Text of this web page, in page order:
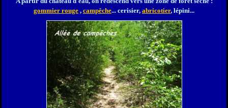
gommier rouge , campêche... cerisier, abricotier, lépini...